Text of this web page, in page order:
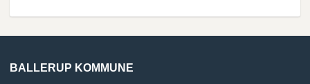
BALLERUP KOMMUNE